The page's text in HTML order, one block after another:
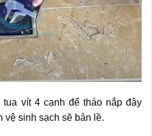
vít 4 cạnh để tháo nắp đậy
vệ sinh sạch sẽ bản lề.